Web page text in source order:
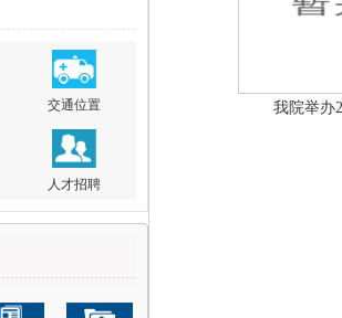
交通位置
人才招聘
我院举办